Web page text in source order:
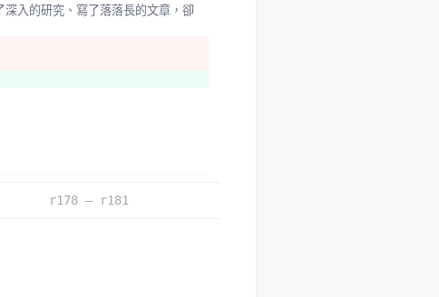
進入動線。
報錯字。
r178 – r181